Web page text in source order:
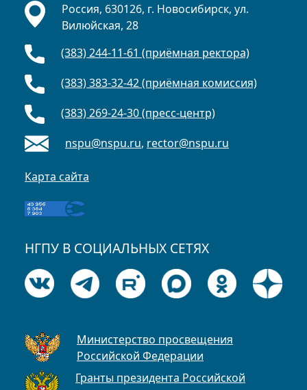
Россия, 630126, г. Новосибирск, ул.
Вилюйская, 28
(383) 244-11-61 (приёмная ректора)
(383) 383-32-42 (приёмная комиссия)
(383) 269-24-30 (пресс-центр)
nspu@nspu.ru, rector@nspu.ru
Карта сайта
НГПУ В СОЦИАЛЬНЫХ СЕТЯХ
Министерство просвещения
Российской Федерации
Гранты президента Российской